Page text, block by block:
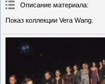
Описание материала:
Показ коллекции Vera Wang.